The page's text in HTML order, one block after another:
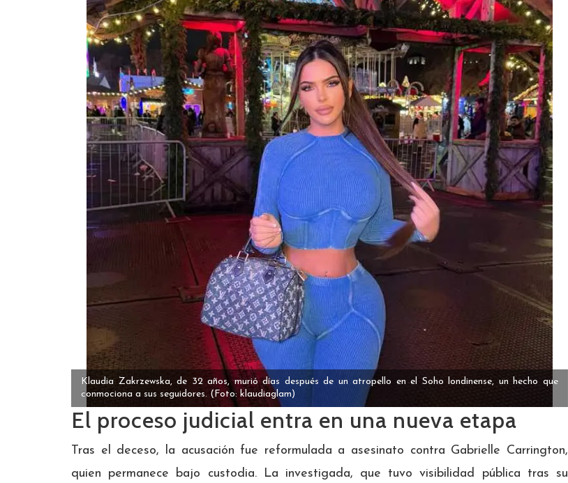
Klaudia Zakrzewska, de 32 años, murió días después de un atropello en el Soho londinense, un hecho que
conmociona a sus seguidores. (Foto: klaudiaglam)
El proceso judicial entra en una nueva etapa
Tras el deceso, la acusación fue reformulada a asesinato contra Gabrielle Carrington,
quien permanece bajo custodia. La investigada, que tuvo visibilidad pública tras su